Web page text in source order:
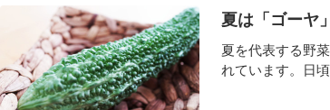
夏は「ゴーヤ
夏を代表する野
れています。日